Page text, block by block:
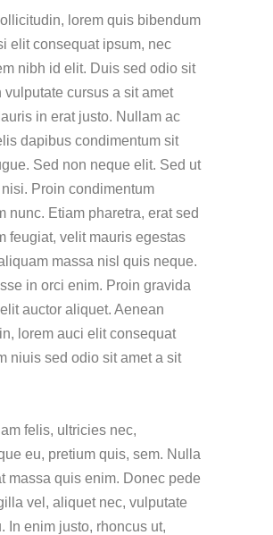
lorem quis bibendum
elit consequat ipsum, nec
nibh id elit. Duis sed odio sit
vulputate cursus a sit amet
in erat justo. Nullam ac
dapibus condimentum sit
Sed non neque elit. Sed ut
Proin condimentum
nunc. Etiam pharetra, erat sed
feugiat, velit mauris egestas
massa nisl quis neque.
in orci enim. Proin gravida
auctor aliquet. Aenean
lorem auci elit consequat
niuis sed odio sit amet a sit
felis, ultricies nec,
eu, pretium quis, sem. Nulla
massa quis enim. Donec pede
vel, aliquet nec, vulputate
In enim justo, rhoncus ut,